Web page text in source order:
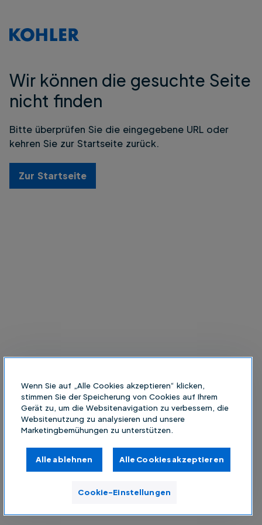
Wir können die gesuchte Seite
nicht finden
Bitte überprüfen Sie die eingegebene URL oder
kehren Sie zur Startseite zurück.
Zur Startseite
Wenn Sie auf „Alle Cookies akzeptieren“ klicken,
stimmen Sie der Speicherung von Cookies auf Ihrem
Gerät zu, um die Websitenavigation zu verbessern, die
Websitenutzung zu analysieren und unsere
Marketingbemühungen zu unterstützen.
Alle ablehnen Alle Cookies akzeptieren
Cookie-Einstellungen